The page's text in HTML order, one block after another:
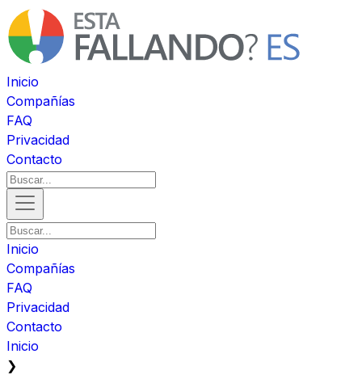
Inicio
Compañías
FAQ
Privacidad
Contacto
Inicio
Compañías
FAQ
Privacidad
Contacto
Inicio
❯